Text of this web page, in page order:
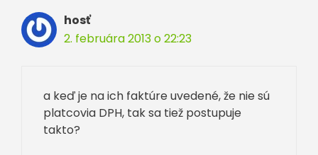
hosť
2. februára 2013 o 22:23
a keď je na ich faktúre uvedené, že nie sú
platcovia DPH, tak sa tiež postupuje
takto?